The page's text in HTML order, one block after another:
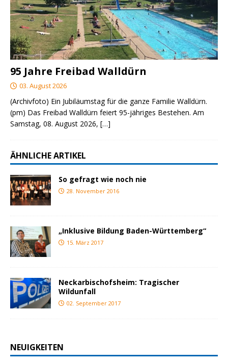
95 Jahre Freibad Walldürn
03. August 2026
(Archivfoto) Ein Jubiläumstag für die ganze Familie Walldürn.
(pm) Das Freibad Walldürn feiert 95-jähriges Bestehen. Am
Samstag, 08. August 2026, […]
ÄHNLICHE ARTIKEL
So gefragt wie noch nie
28. November 2016
„Inklusive Bildung Baden-Württemberg“
15. März 2017
Neckarbischofsheim: Tragischer
Wildunfall
02. September 2017
NEUIGKEITEN